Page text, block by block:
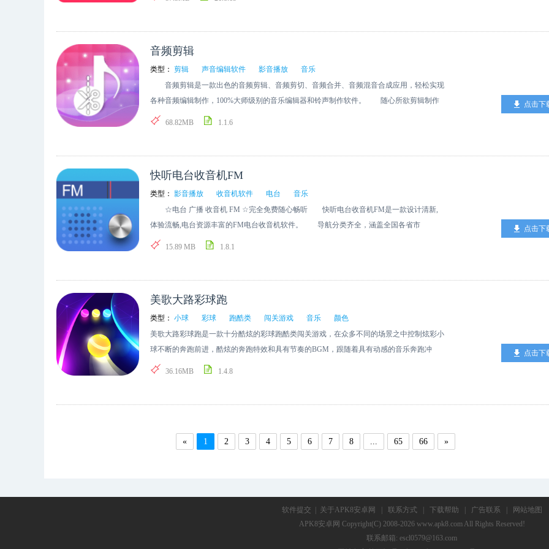
音频剪辑
类型： 剪辑 声音编辑软件 影音播放
音乐
音频剪辑是一款出色的音频剪辑、音频剪切、音频合并、音频混音合成应用，轻松实现
各种音频编辑制作，100%大师级别的音乐编辑器和铃声制作软件。 随心所欲剪辑制作
MP3/AAC/WMA/FLAC/M4A等各种各样的音乐音频，用强悍的音频转换器实现制作属于自
剪切，也可以把多段音频合成拼接或者混音合成，一键就完成视频提取音频操作。
68.82MB 1.1.6
点击下
快听电台收音机FM
类型： 影音播放 收音机软件 电台
音乐
☆电台 广播 收音机 FM ☆完全免费随心畅听 快听电台收音机FM是一款设计清新,
体验流畅,电台资源丰富的FM电台收音机软件。 导航分类齐全，涵盖全国各省市
1000+电台，还有海量轻音乐等资源，不受地域限制24小时不间断直播电台。 具备电台
15.89 MB 1.8.1
点击下
美歌大路彩球跑
类型： 小球 彩球 跑酷类 闯关游戏 音乐
颜色
美歌大路彩球跑是一款十分酷炫的彩球跑酷类闯关游戏，在众多不同的场景之中控制炫彩小
球不断的奔跑前进，酷炫的奔跑特效和具有节奏的BGM，跟随着具有动感的音乐奔跑冲
刺，注意小球的颜色会不断的变化，考验你的眼力。
36.16MB 1.4.8
点击下
« 1 2 3 4 5 6 7 8 ... 65 66 »
软件提交 关于APK8安卓网 联系方式 下载帮助 广告联系
网站地图
APK8安卓网 Copyright(C) 2008-2026 www.apk8.com All Rights Reserved!
联系邮箱: escl0579@163.com